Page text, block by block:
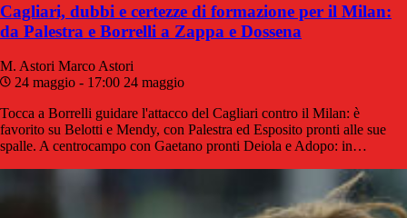
Cagliari, dubbi e certezze di formazione per il Milan:
da Palestra e Borrelli a Zappa e Dossena
M. Astori Marco Astori
24 maggio - 17:00 24 maggio
Tocca a Borrelli guidare l'attacco del Cagliari contro il Milan: è
favorito su Belotti e Mendy, con Palestra ed Esposito pronti alle sue
spalle. A centrocampo con Gaetano pronti Deiola e Adopo: in…